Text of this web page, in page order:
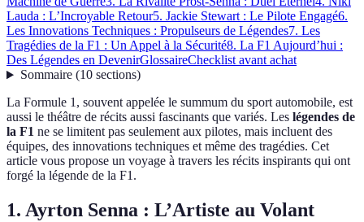
Lauda : L’Incroyable Retour5. Jackie Stewart : Le Pilote Engagé6.
Les Innovations Techniques : Propulseurs de Légendes7. Les
Tragédies de la F1 : Un Appel à la Sécurité8. La F1 Aujourd’hui :
Des Légendes en DevenirGlossaireChecklist avant achat
Sommaire(10 sections)
La Formule 1, souvent appelée le summum du sport automobile, est
aussi le théâtre de récits aussi fascinants que variés. Les légendes de
la F1 ne se limitent pas seulement aux pilotes, mais incluent des
équipes, des innovations techniques et même des tragédies. Cet
article vous propose un voyage à travers les récits inspirants qui ont
forgé la légende de la F1.
1. Ayrton Senna : L’Artiste au Volant